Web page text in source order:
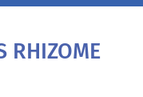
RHIZOME